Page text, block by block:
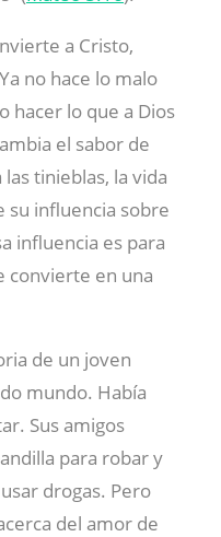
a Cristo,
no hace lo malo
hacer lo que a Dios
el sabor de
tinieblas, la vida
su influencia sobre
influencia es para
convierte en una
de un joven
mundo. Había
Sus amigos
para robar y
drogas. Pero
del amor de